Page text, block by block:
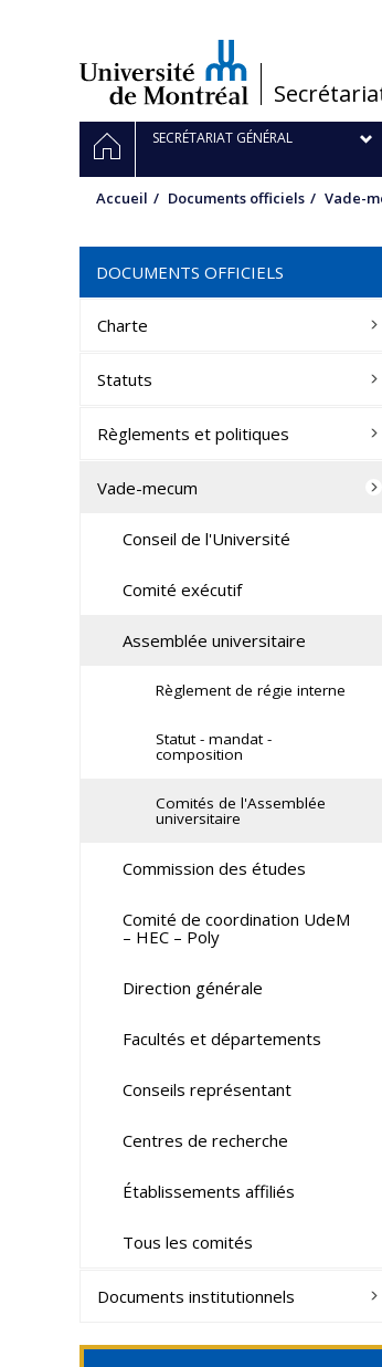
/
Navigation
principale
ACCUEILSECRÉTARIAT GÉNÉRAL
Accueil Documents officiels Vade-
DOCUMENTS OFFICIELS
Charte
Statuts
Règlements et politiques
Vade-mecum
Conseil de l'Université
Comité exécutif
Assemblée universitaire
Règlement de régie interne
Statut - mandat -
composition
Comités de l'Assemblée
universitaire
Commission des études
Comité de coordination UdeM
– HEC – Poly
Direction générale
Facultés et départements
Conseils représentant
Centres de recherche
Établissements affiliés
Tous les comités
Documents institutionnels